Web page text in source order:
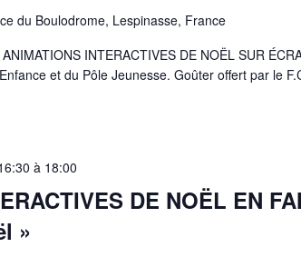
du Boulodrome, Lespinasse, France
INTERACTIVES DE NOËL SUR
et du Pôle Jeunesse. Goûter offert par le
DE NOËL EN
»
à 18:00